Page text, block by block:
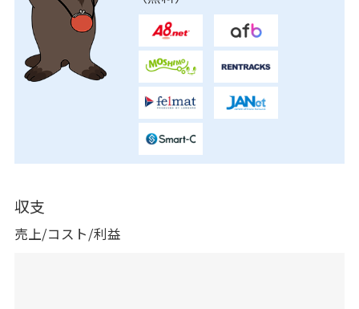
収支
売上/コスト/利益